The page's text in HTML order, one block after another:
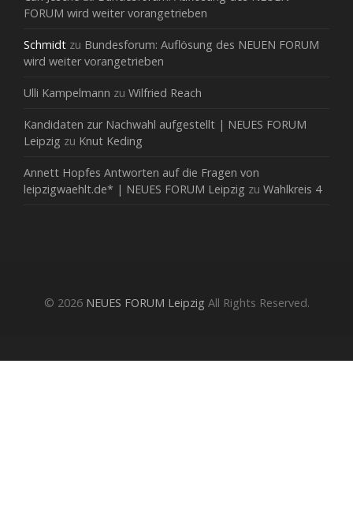
FORUM wird weiter vorangetrieben
Schmidt zu Bundesforum: Auflösung des NEUEN FORUM
wird weiter vorangetrieben
Ulli Kampelmann zu Wilfried Reach
Kandidaten zur Nachwahl aufgestellt | NEUES FORUM
Leipzig zu Knut Keding
Annett Hopfes Antworten auf die Fragen von
leipzigwaehlt.de* | NEUES FORUM Leipzig zu Wahlkreis 4
© 2026 NEUES FORUM Leipzig All Rights Reserved.